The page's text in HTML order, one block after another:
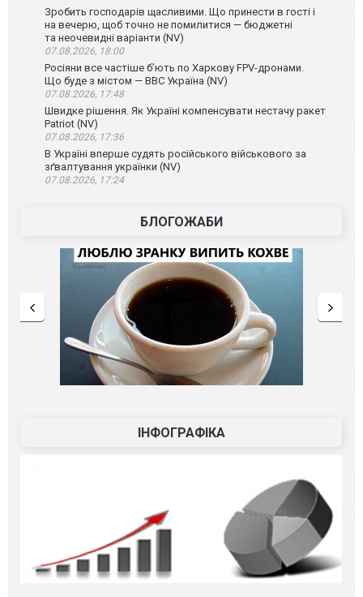
Зробить господарів щасливими. Що принести в гості і
на вечерю, щоб точно не помилитися — бюджетні
та неочевидні варіанти (NV)
07.08.2026, 18:00
Росіяни все частіше бʼють по Харкову FPV-дронами.
Що буде з містом — ВВС Україна (NV)
07.08.2026, 17:48
Швидке рішення. Як Україні компенсувати нестачу ракет
Patriot (NV)
07.08.2026, 17:36
В Україні вперше судять російського військового за
зґвалтування українки (NV)
07.08.2026, 17:24
БЛОГОЖАБИ
ІНФОГРАФІКА